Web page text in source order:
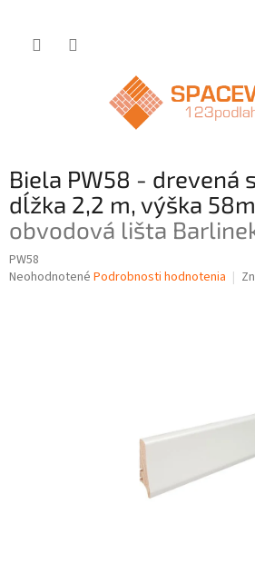
Biela PW58 - drevená
dĺžka 2,2 m, výška
obvodová lišta
PW58
Priemerné
Neohodnotené Podrobnosti hodnotenia